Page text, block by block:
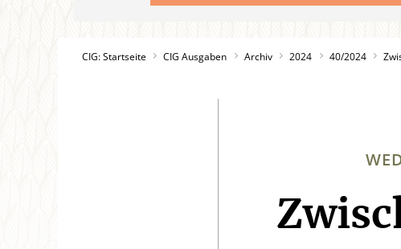
CIG: Startseite CIG Ausgaben Archiv 2024 40/2024